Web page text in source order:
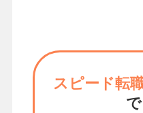
スピード転